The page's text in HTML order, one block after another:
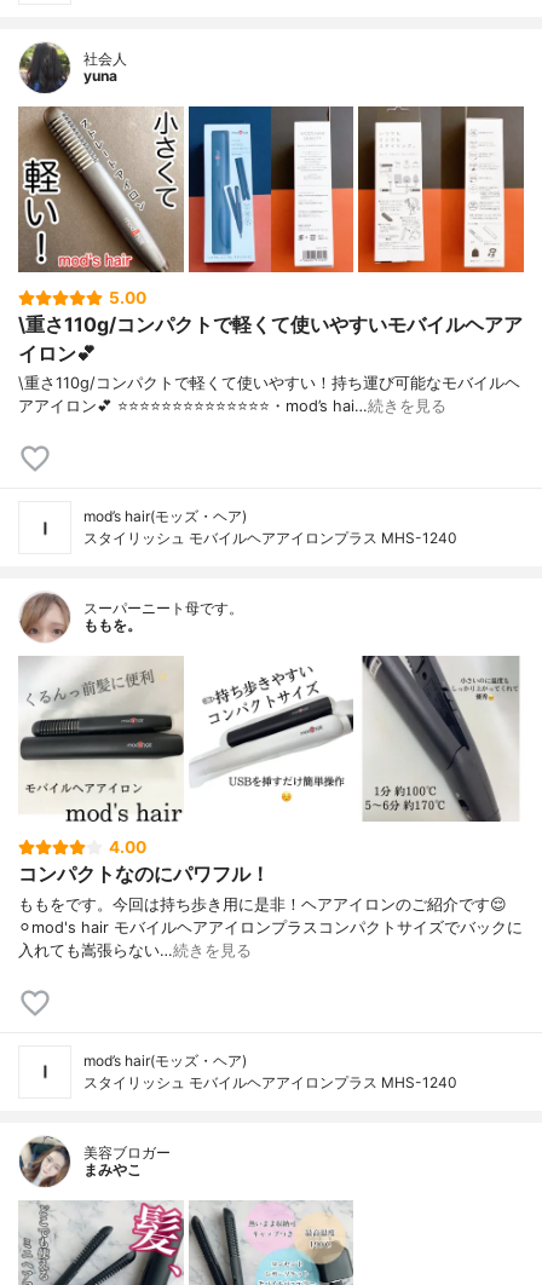
社会人
yuna
5.00
\重さ110g/コンパクトで軽くて使いやすいモバイルヘアア
イロン💕
\重さ110g/コンパクトで軽くて使いやすい！持ち運び可能なモバイルヘ
アアイロン💕 ⭐️⭐️⭐️⭐️⭐️⭐️⭐️⭐️⭐️⭐️⭐️⭐️⭐️⭐️・mod’s hai…続きを見る
mod’s hair(モッズ・ヘア)
スタイリッシュ モバイルヘアアイロンプラス MHS-1240
スーパーニート母です。
ももを。
4.00
コンパクトなのにパワフル！
ももをです。今回は持ち歩き用に是非！ヘアアイロンのご紹介です😌
⚪︎mod's hair モバイルヘアアイロンプラスコンパクトサイズでバックに
入れても嵩張らない…続きを見る
mod’s hair(モッズ・ヘア)
スタイリッシュ モバイルヘアアイロンプラス MHS-1240
美容ブロガー
まみやこ